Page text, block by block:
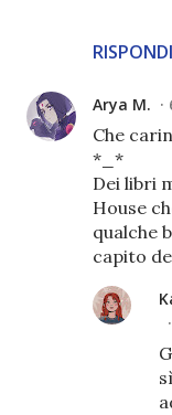
RISPONDI
Arya M.
Che
*_*
Dei libri
House
qualche
capito